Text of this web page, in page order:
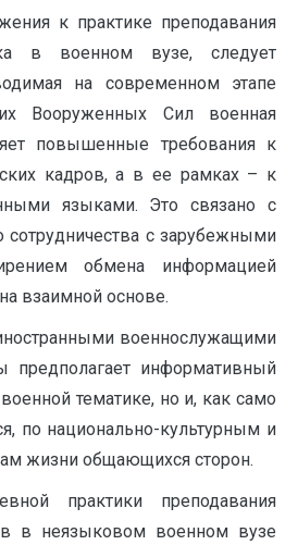
к практике преподавания
в военном вузе, следует
на современном этапе
Вооруженных Сил военная
повышенные требования к
кадров, а в ее рамках – к
языками. Это связано с
сотрудничества с зарубежными
обмена информацией
взаимной основе.
военнослужащими
предполагает информативный
тематике, но и, как само
по национально-культурным и
жизни общающихся сторон.
практики преподавания
в неязыковом военном вузе